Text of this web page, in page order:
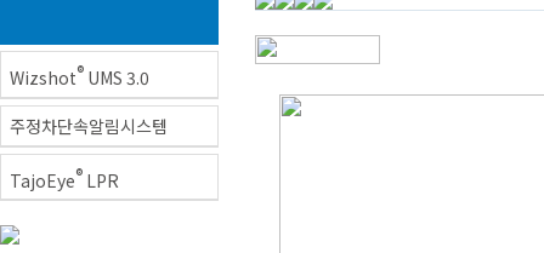
Wizshot® UMS 3.0
주정차단속알림시스템
TajoEye® LPR